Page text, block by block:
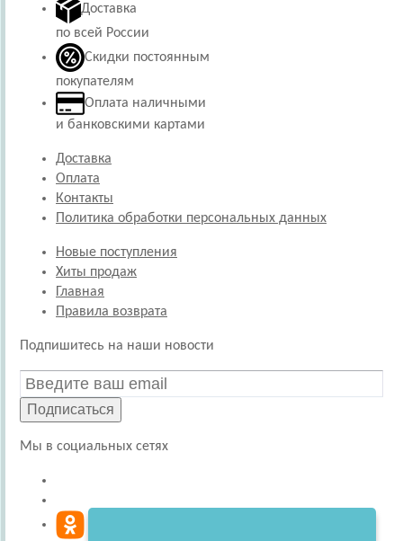
Доставка
по всей России
Скидки постоянным
покупателям
Оплата наличными
и банковскими картами
Доставка
Оплата
Контакты
Политика обработки персональных данных
Новые поступления
Хиты продаж
Главная
Правила возврата
Подпишитесь на наши новости
Подписаться
Мы в социальных сетях